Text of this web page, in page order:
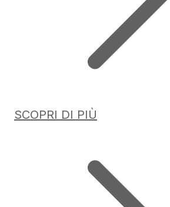
SCOPRI DI PIÙ